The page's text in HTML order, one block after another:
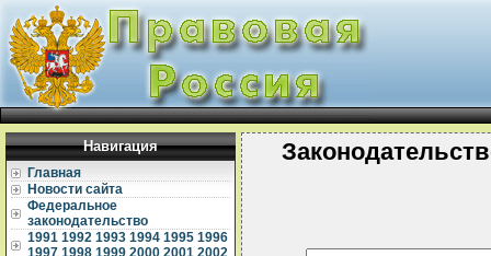
Навигация
Главная
Новости сайта
Федеральное
законодательство
1991 1992 1993 1994 1995 1996
1997 1998 1999 2000 2001 2002